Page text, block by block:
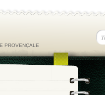
PROVENÇALE